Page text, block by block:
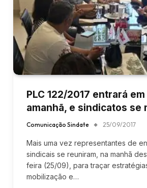
PLC 122/2017 entrará
amanhã, e sindicatos se
Comunicação Sindate 25/09/2017
Mais uma vez representantes de
sindicais se reuniram, na manhã
feira (25/09), para traçar
mobilização e…